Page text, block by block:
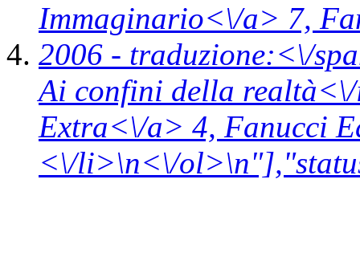
Immaginario<\/a> 7,
2006 - traduzione:<\/
Ai confini della
Extra<\/a> 4, Fanucci
<\/li>\n<\/